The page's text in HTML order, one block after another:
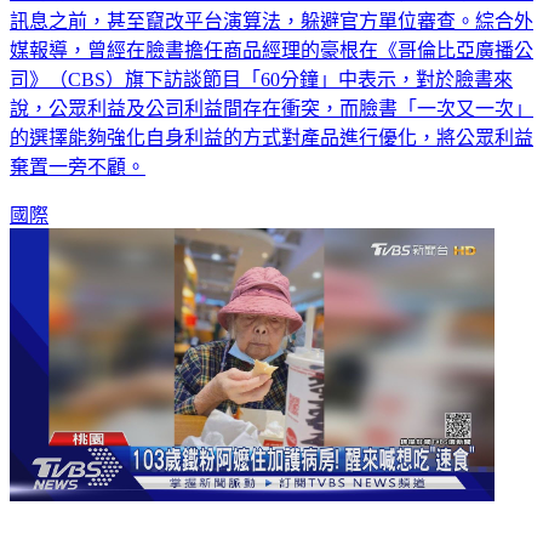
訊息之前，甚至竄改平台演算法，躲避官方單位審查。綜合外
媒報導，曾經在臉書擔任商品經理的豪根在《哥倫比亞廣播公
司》（CBS）旗下訪談節目「60分鐘」中表示，對於臉書來
說，公眾利益及公司利益間存在衝突，而臉書「一次又一次」
的選擇能夠強化自身利益的方式對產品進行優化，將公眾利益
棄置一旁不顧。
國際